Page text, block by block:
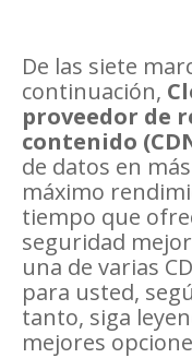
De las siete
continuación,
proveedor de
contenido
de datos en
máximo
tiempo que
seguridad
una de varias
para usted,
tanto, siga
mejores